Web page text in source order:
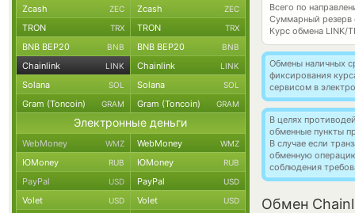
Всего по
Суммарный резерв
Курс обмена LINK/
Обмены наличных
фиксирования
сервисом в
В целях
обменные пункты
В случае если
обменную
соблюдения
Обмен
Zcash ZEC Zcash ZEC
TRON TRX TRON TRX
BNB BEP20 BNB BNB BEP20 BNB
Chainlink LINK Chainlink LINK
Solana SOL Solana SOL
Gram (Toncoin) GRAM Gram (Toncoin) GRAM
Электронные деньги
WebMoney WMZ WebMoney WMZ
ЮMoney RUB ЮMoney RUB
PayPal USD PayPal USD
Volet USD Volet USD